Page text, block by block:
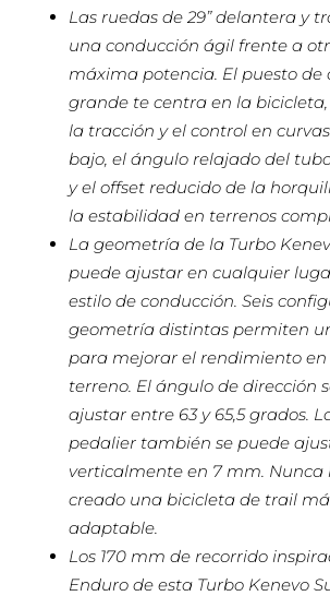
Las ruedas de 29” delantera y
una conducción ágil frente a
máxima potencia. El puesto de
grande te centra en la
la tracción y el control en
bajo, el ángulo relajado del
y el offset reducido de la
la estabilidad en terrenos
La geometría de la Turbo
puede ajustar en cualquier
estilo de conducción. Seis
geometría distintas permiten
para mejorar el rendimiento
terreno. El ángulo de dirección
ajustar entre 63 y 65,5 grados.
pedalier también se puede
verticalmente en 7 mm. Nunca
creado una bicicleta de trail
adaptable.
Los 170 mm de recorrido
Enduro de esta Turbo Kenevo